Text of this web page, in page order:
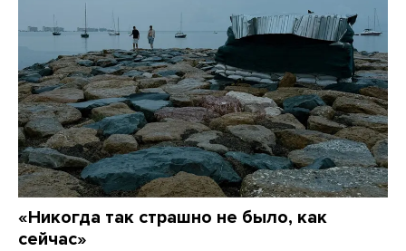
«Никогда так страшно не было, как
сейчас»